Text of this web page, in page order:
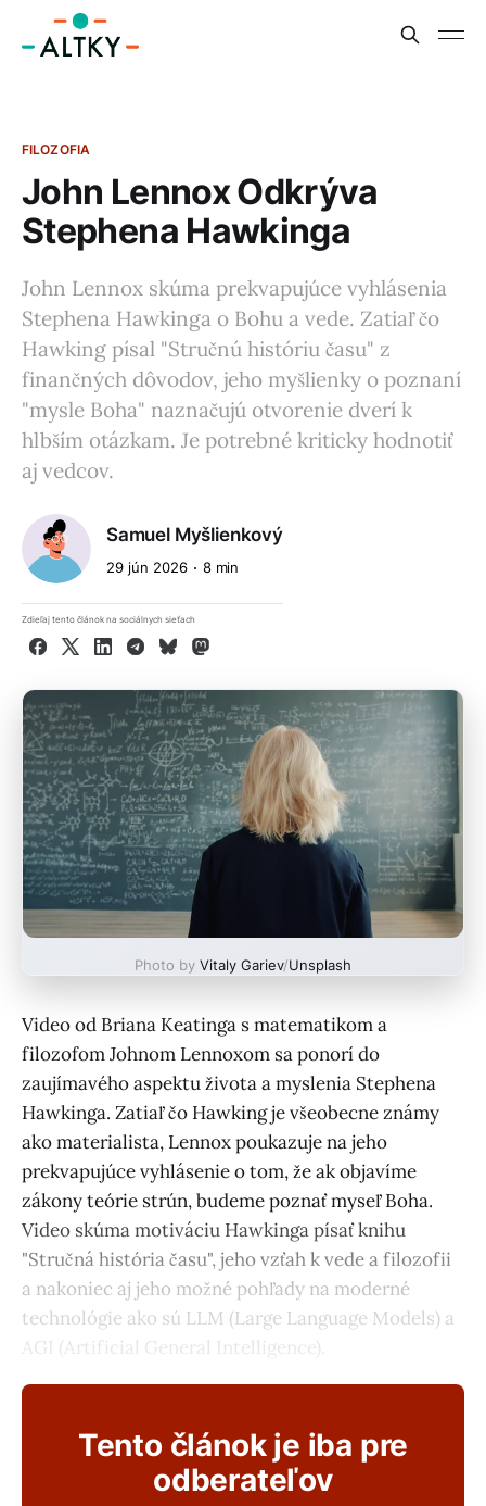
FILOZOFIA
John Lennox Odkrýva
Stephena Hawkinga
John Lennox skúma prekvapujúce vyhlásenia
Stephena Hawkinga o Bohu a vede. Zatiaľ čo
Hawking písal "Stručnú históriu času" z
finančných dôvodov, jeho myšlienky o poznaní
"mysle Boha" naznačujú otvorenie dverí k
hlbším otázkam. Je potrebné kriticky hodnotiť
aj vedcov.
Samuel Myšlienkový
29 jún 2026 8 min
Zdieľaj tento článok na sociálnych sieťach
Facebook
X LinkedInTelegram
BlueskyMastodon
Photo by Vitaly Gariev/Unsplash
Video od Briana Keatinga s matematikom a
filozofom Johnom Lennoxom sa ponorí do
zaujímavého aspektu života a myslenia Stephena
Hawkinga. Zatiaľ čo Hawking je všeobecne známy
ako materialista, Lennox poukazuje na jeho
prekvapujúce vyhlásenie o tom, že ak objavíme
zákony teórie strún, budeme poznať myseľ Boha.
Video skúma motiváciu Hawkinga písať knihu
"Stručná história času", jeho vzťah k vede a filozofii
a nakoniec aj jeho možné pohľady na moderné
technológie ako sú LLM (Large Language Models) a
AGI (Artificial General Intelligence).
Tento článok je iba pre
odberateľov